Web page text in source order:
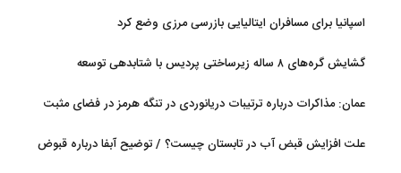
اسپانیا برای مسافران ایتالیایی بازرسی مرزی وضع کرد
گشایش گره‌های ۸ ساله زیرساختی پردیس با شتابدهی توسعه
عمان: مذاکرات درباره ترتیبات دریانوردی در تنگه هرمز در فضای مثبت
علت افزایش قبض آب در تابستان چیست؟ / توضیح آبفا درباره قبوض